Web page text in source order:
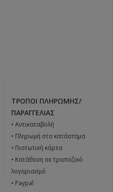
ΤΡΌΠΟΙ ΠΛΗΡΩΜΉΣ/
ΠΑΡΑΓΓΕΛΊΑΣ
• Αντικαταβολή
• Πληρωμή στο κατάστημα
• Πιστωτική κάρτα
• Κατάθεση σε τραπεζικό
λογαριασμό
• Paypal